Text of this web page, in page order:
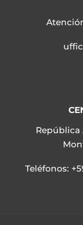
República
Teléfonos: